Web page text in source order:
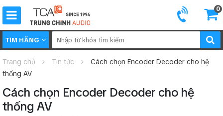
0
TÌM HÃNG
Trang chủ Tin tức
Cách chọn Encoder Decoder cho hệ
thống AV
Cách chọn Encoder Decoder cho hệ
thống AV